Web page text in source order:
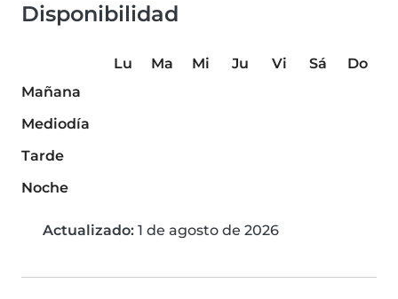
Disponibilidad
Lu Ma Mi Ju Vi Sá
Do
Mañana
Mediodía
Tarde
Noche
Actualizado: 1 de agosto de 2026